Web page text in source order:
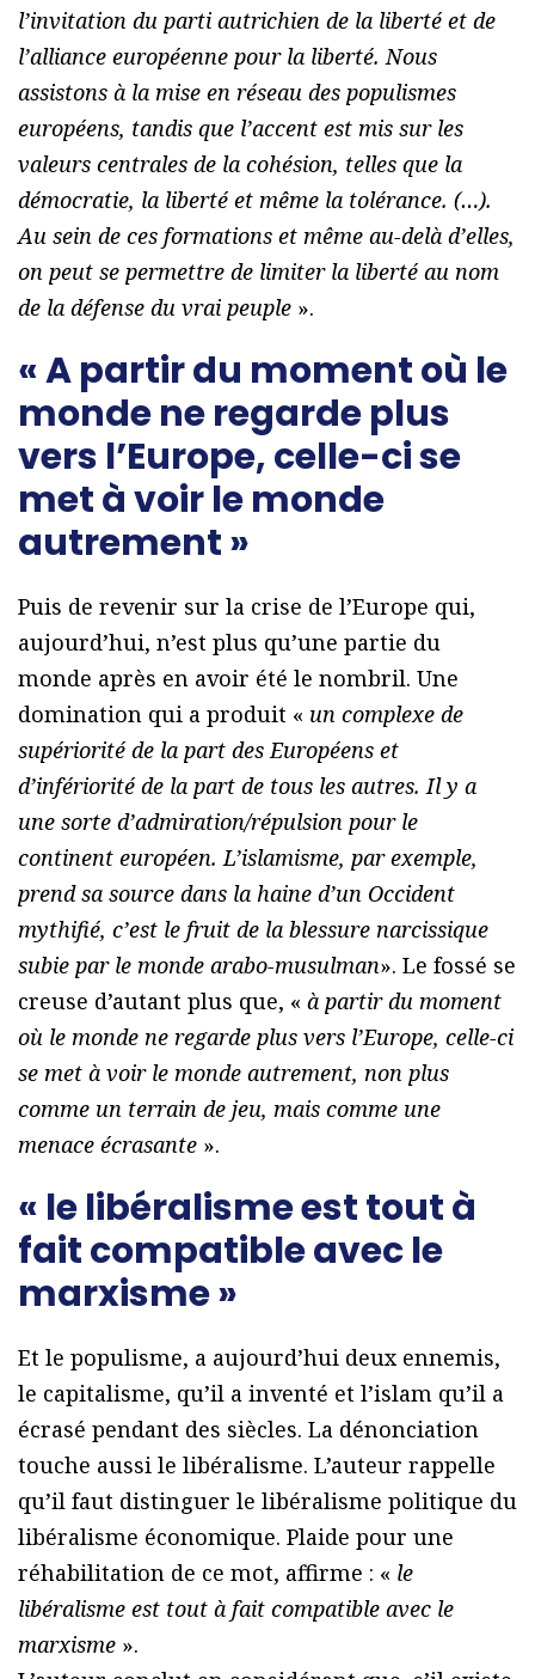
l’invitation du parti autrichien de la liberté et de
l’alliance européenne pour la liberté. Nous
assistons à la mise en réseau des populismes
européens, tandis que l’accent est mis sur les
valeurs centrales de la cohésion, telles que la
démocratie, la liberté et même la tolérance. (…).
Au sein de ces formations et même au-delà d’elles,
on peut se permettre de limiter la liberté au nom
de la défense du vrai peuple ».
« A partir du moment où le
monde ne regarde plus
vers l’Europe, celle-ci se
met à voir le monde
autrement »
Puis de revenir sur la crise de l’Europe qui,
aujourd’hui, n’est plus qu’une partie du
monde après en avoir été le nombril. Une
domination qui a produit « un complexe de
supériorité de la part des Européens et
d’infériorité de la part de tous les autres. Il y a
une sorte d’admiration/répulsion pour le
continent européen. L’islamisme, par exemple,
prend sa source dans la haine d’un Occident
mythifié, c’est le fruit de la blessure narcissique
subie par le monde arabo-musulman». Le fossé se
creuse d’autant plus que, « à partir du moment
où le monde ne regarde plus vers l’Europe, celle-ci
se met à voir le monde autrement, non plus
comme un terrain de jeu, mais comme une
menace écrasante ».
« le libéralisme est tout à
fait compatible avec le
marxisme »
Et le populisme, a aujourd’hui deux ennemis,
le capitalisme, qu’il a inventé et l’islam qu’il a
écrasé pendant des siècles. La dénonciation
touche aussi le libéralisme. L’auteur rappelle
qu’il faut distinguer le libéralisme politique du
libéralisme économique. Plaide pour une
réhabilitation de ce mot, affirme : « le
libéralisme est tout à fait compatible avec le
marxisme ».